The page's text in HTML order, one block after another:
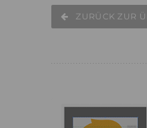
ZURÜCK ZUR